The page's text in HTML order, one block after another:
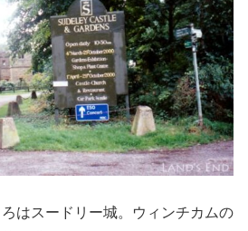
はスードリー城。ウィンチカムの